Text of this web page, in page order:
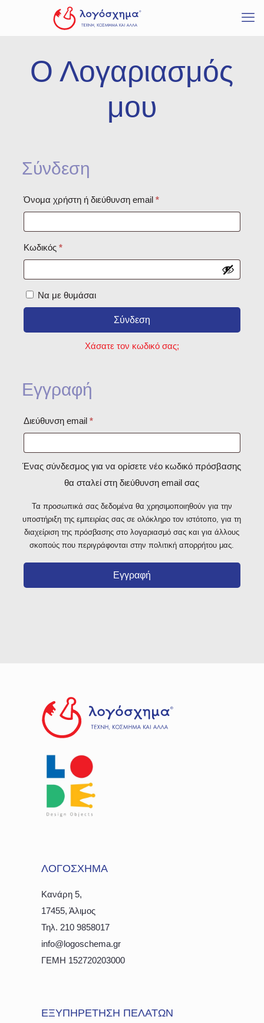
Ο Λογαριασμός
μου
Σύνδεση
Όνομα χρήστη ή διεύθυνση email *Απαιτείται
Κωδικός *Απαιτείται
Να με θυμάσαι
Σύνδεση
Χάσατε τον κωδικό σας;
Εγγραφή
Διεύθυνση email *Απαιτείται
Ένας σύνδεσμος για να ορίσετε νέο κωδικό πρόσβασης
θα σταλεί στη διεύθυνση email σας
Τα προσωπικά σας δεδομένα θα χρησιμοποιηθούν για την
υποστήριξη της εμπειρίας σας σε ολόκληρο τον ιστότοπο, για τη
διαχείριση της πρόσβασης στο λογαριασμό σας και για άλλους
σκοπούς που περιγράφονται στην πολιτική απορρήτου μας.
Εγγραφή
ΛΟΓΟΣΧΗΜΑ
Κανάρη 5,
17455, Άλιμος
Τηλ. 210 9858017
info@logoschema.gr
ΓΕΜΗ 152720203000
ΕΞΥΠΗΡΕΤΗΣΗ ΠΕΛΑΤΩΝ